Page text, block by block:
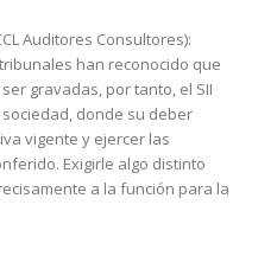
Auditores Consultores):
han reconocido que
gravadas, por tanto, el SII
donde su deber
vigente y ejercer las
Exigirle algo distinto
a la función para la